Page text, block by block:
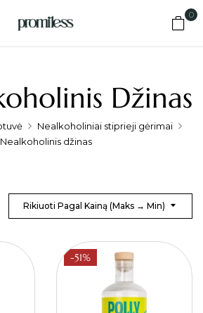
0
Džinas
Nealkoholiniai stiprieji gėrimai
Nealkoholinis džinas
Rikiuoti Pagal Kainą (maks → Min)
-51%